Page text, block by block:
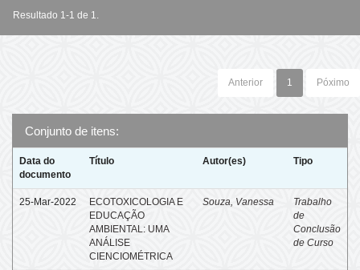
Resultado 1-1 de 1.
Anterior 1 Póximo
Conjunto de itens:
Data do
documento
Título Autor(es) Tipo
25-Mar-2022
ECOTOXICOLOGIA E
EDUCAÇÃO
AMBIENTAL: UMA
ANÁLISE
CIENCIOMÉTRICA
Souza, Vanessa
Trabalho
de
Conclusão
de Curso